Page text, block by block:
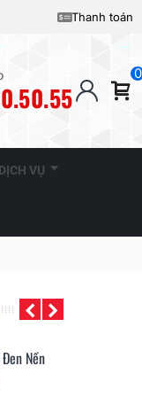
Thanh toán
0
DỊCH VỤ
Nền